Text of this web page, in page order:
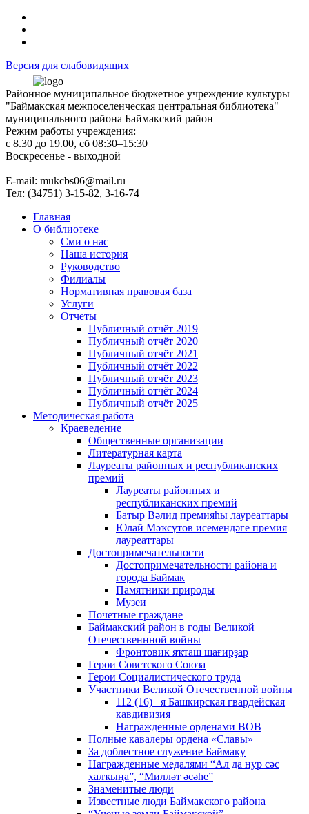
Версия для слабовидящих
Районное муниципальное бюджетное учреждение культуры
"Баймакская межпоселенческая центральная библиотека"
муниципального района Баймакский район
Режим работы учреждения:
с 8.30 до 19.00, сб 08:30–15:30
Воскресенье - выходной
Е-mail: mukcbs06@mail.ru
Тел: (34751) 3-15-82, 3-16-74
Главная
О библиотеке
Сми о нас
Наша история
Руководство
Филиалы
Нормативная правовая база
Услуги
Отчеты
Публичный отчёт 2019
Публичный отчёт 2020
Публичный отчёт 2021
Публичный отчёт 2022
Публичный отчёт 2023
Публичный отчёт 2024
Публичный отчёт 2025
Методическая работа
Краеведение
Общественные организации
Литературная карта
Лауреаты районных и республиканских
премий
Лауреаты районных и
республиканских премий
Батыр Вәлид премияһы лауреаттары
Юлай Мәҡсүтов исемендәге премия
лауреаттары
Достопримечательности
Достопримечательности района и
города Баймак
Памятники природы
Музеи
Почетные граждане
Баймакский район в годы Великой
Отечественнной войны
Фронтовик яҡташ шағирҙар
Герои Советского Союза
Герои Социалистического труда
Участники Великой Отечественной войны
112 (16) –я Башкирская гвардейская
кавдивизия
Награжденные орденами ВОВ
Полные кавалеры ордена «Славы»
За доблестное служение Баймаку
Награжденные медалями “Ал да нур сәс
халҡыңа”, “Милләт әсәһе”
Знаменитые люди
Известные люди Баймакского района